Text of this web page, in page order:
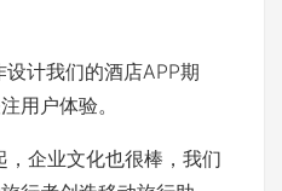
计我们的酒店APP期
用户体验。
企业文化也很棒，我们